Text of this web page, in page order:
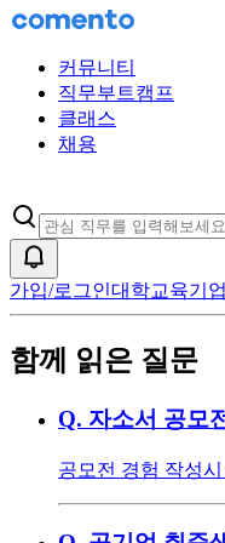
커뮤니티
직무부트캠프
클래스
채용
가입/로그인대학교육기
함께 읽은 질문
Q. 자소서 공모
공모전 경험 작성